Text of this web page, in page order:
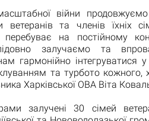
війни
ветеранів та членів їхніх
на постійному
залучаємо та
гармонійно
та турбото кожного,
Харківської ОВА Віта
залучені 30 сімей